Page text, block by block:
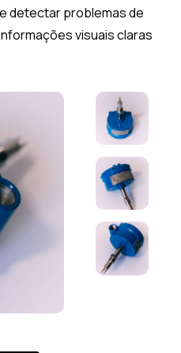
detectar problemas de
visuais claras